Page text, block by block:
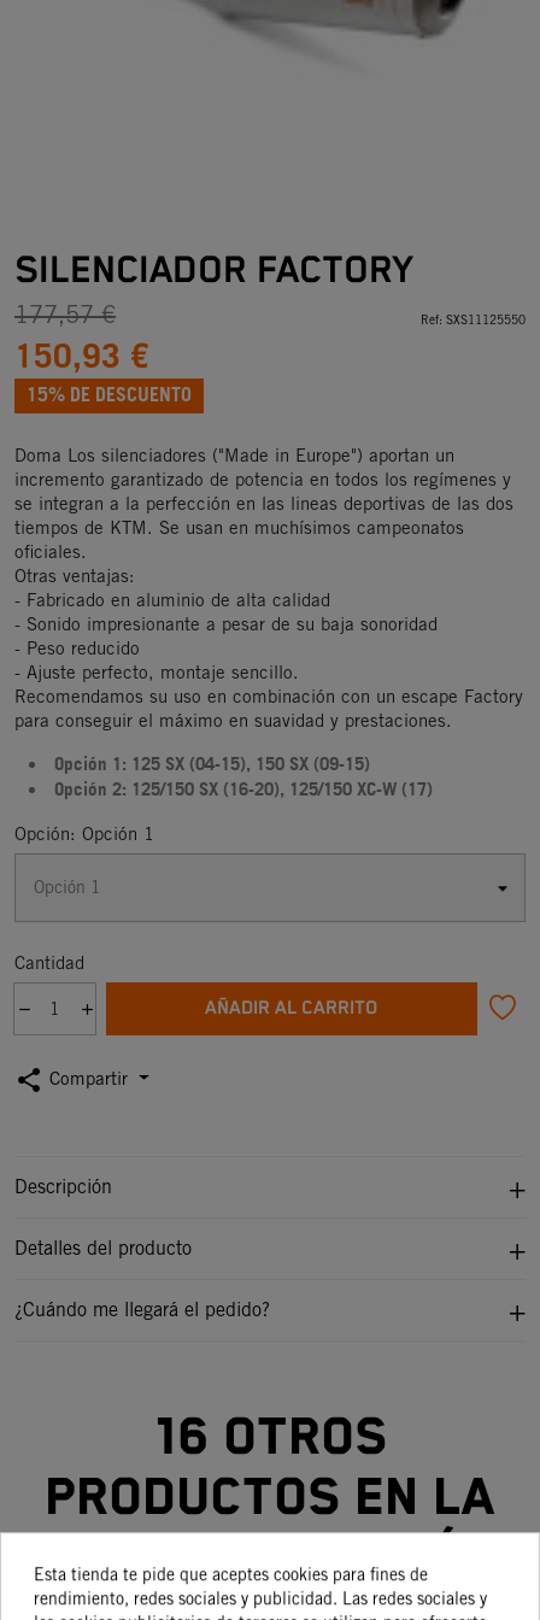
SILENCIADOR FACTORY
177,57 €
150,93 €
15% DE DESCUENTO
Ref: SXS11125550
Doma Los silenciadores ("Made in Europe") aportan un
incremento garantizado de potencia en todos los regímenes y
se integran a la perfección en las lineas deportivas de las dos
tiempos de KTM. Se usan en muchísimos campeonatos
oficiales.
Otras ventajas:
- Fabricado en aluminio de alta calidad
- Sonido impresionante a pesar de su baja sonoridad
- Peso reducido
- Ajuste perfecto, montaje sencillo.
Recomendamos su uso en combinación con un escape Factory
para conseguir el máximo en suavidad y prestaciones.
Opción 1: 125 SX (04-15), 150 SX (09-15)
Opción 2: 125/150 SX (16-20), 125/150 XC-W (17)
Opción: Opción 1
Cantidad
AÑADIR AL CARRITO
share Compartir
Descripción
Detalles del producto
¿Cuándo me llegará el pedido?
16 otros
productos en la
misma categoría:
Esta tienda te pide que aceptes cookies para fines de
rendimiento, redes sociales y publicidad. Las redes sociales y